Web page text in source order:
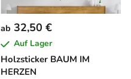
Holzsticker BAUM IM
HERZEN
ab 32,50 €
Auf Lager